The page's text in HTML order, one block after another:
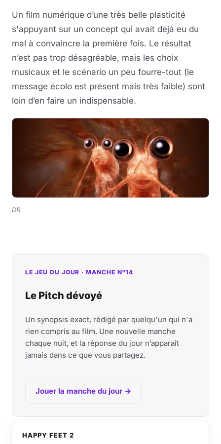
Un film numérique d’une très belle plasticité
s'appuyant sur un concept qui avait déjà eu du
mal à convaincre la première fois. Le résultat
n’est pas trop désagréable, mais les choix
musicaux et le scénario un peu fourre-tout (le
message écolo est présent mais très faible) sont
loin d’en faire un indispensable.
DR.
LE JEU DU JOUR · MANCHE Nº14
Le Pitch dévoyé
Un synopsis exact, rédigé par quelqu'un qui n'a
rien compris au film. Une nouvelle manche
chaque nuit, et la réponse du jour n’apparaît
jamais dans ce que vous partagez.
Jouer la manche du jour →
HAPPY FEET 2